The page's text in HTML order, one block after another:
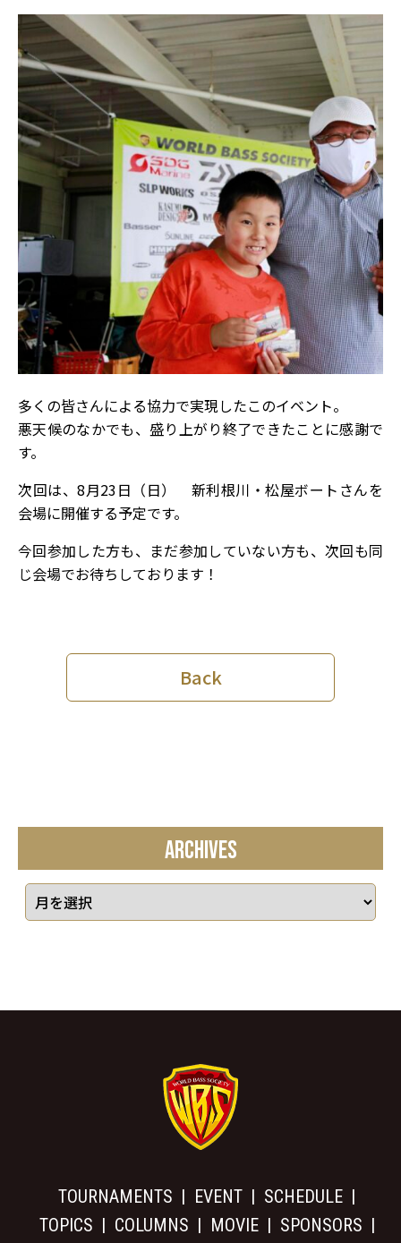
多くの皆さんによる協力で実現したこのイベント。
悪天候のなかでも、盛り上がり終了できたことに感謝で
す。
次回は、8月23日（日） 新利根川・松屋ボートさんを
会場に開催する予定です。
今回参加した方も、まだ参加していない方も、次回も同
じ会場でお待ちしております！
Back
ARCHIVES
TOURNAMENTS EVENT
SCHEDULE
TOPICS
COLUMNS MOVIE SPONSORS